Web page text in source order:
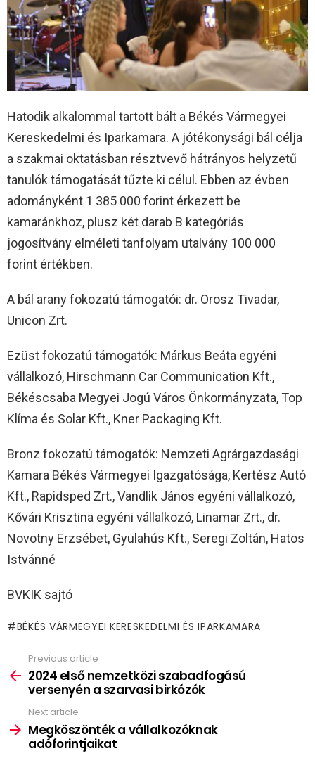
Hatodik alkalommal tartott bált a Békés Vármegyei
Kereskedelmi és Iparkamara. A jótékonysági bál célja
a szakmai oktatásban résztvevő hátrányos helyzetű
tanulók támogatását tűzte ki célul. Ebben az évben
adományként 1 385 000 forint érkezett be
kamaránkhoz, plusz két darab B kategóriás
jogosítvány elméleti tanfolyam utalvány 100 000
forint értékben.
A bál arany fokozatú támogatói: dr. Orosz Tivadar,
Unicon Zrt.
Ezüst fokozatú támogatók: Márkus Beáta egyéni
vállalkozó, Hirschmann Car Communication Kft.,
Békéscsaba Megyei Jogú Város Önkormányzata, Top
Klíma és Solar Kft., Kner Packaging Kft.
Bronz fokozatú támogatók: Nemzeti Agrárgazdasági
Kamara Békés Vármegyei Igazgatósága, Kertész Autó
Kft., Rapidsped Zrt., Vandlik János egyéni vállalkozó,
Kővári Krisztina egyéni vállalkozó, Linamar Zrt., dr.
Novotny Erzsébet, Gyulahús Kft., Seregi Zoltán, Hatos
Istvánné
BVKIK sajtó
BÉKÉS VÁRMEGYEI KERESKEDELMI ÉS IPARKAMARA
more
Previous article
2024 első nemzetközi szabadfogású
versenyén a szarvasi birkózók
Next article
Megköszönték a vállalkozóknak
adóforintjaikat